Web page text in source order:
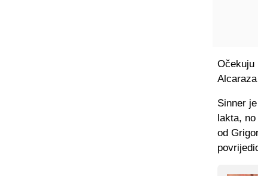
Očekuju
Sinner
lakta,
od